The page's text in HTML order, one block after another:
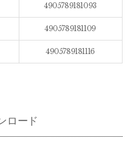
4905789181093
4905789181109
4905789181116
ロード